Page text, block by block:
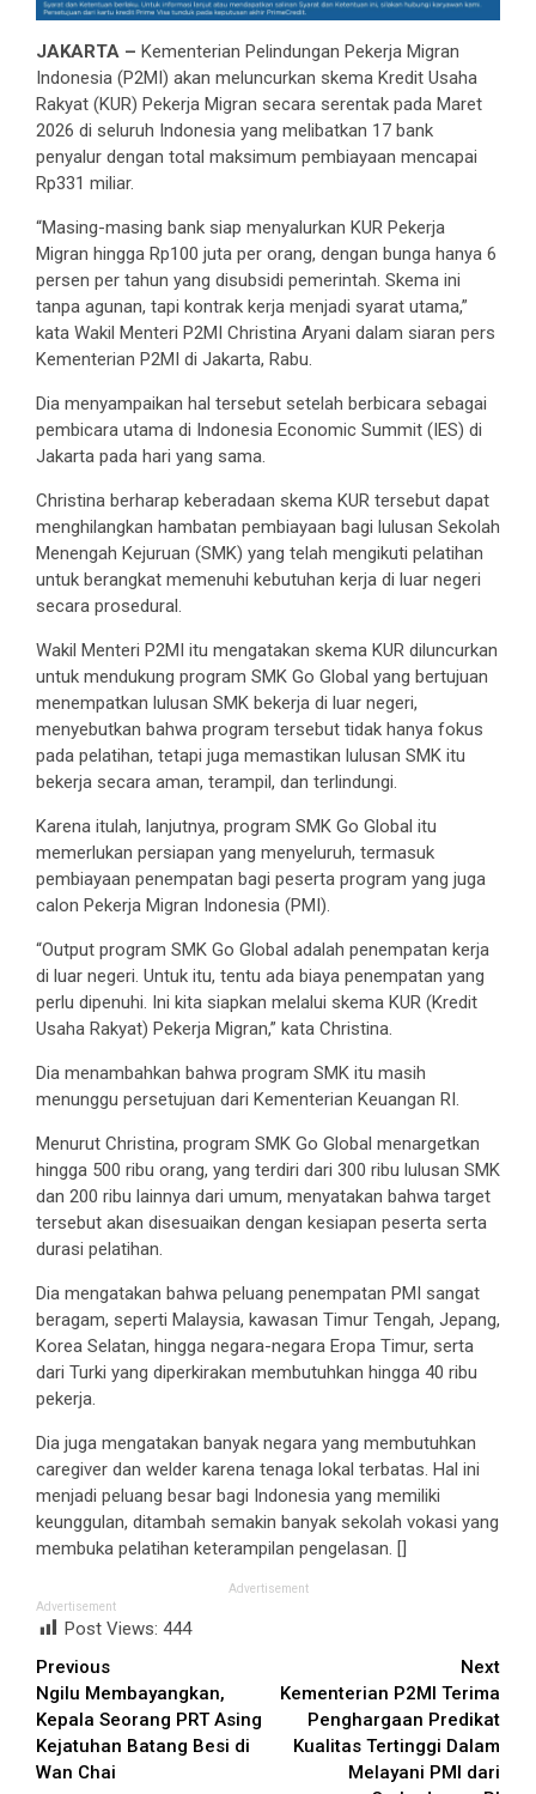
JAKARTA – Kementerian Pelindungan Pekerja Migran
Indonesia (P2MI) akan meluncurkan skema Kredit Usaha
Rakyat (KUR) Pekerja Migran secara serentak pada Maret
2026 di seluruh Indonesia yang melibatkan 17 bank
penyalur dengan total maksimum pembiayaan mencapai
Rp331 miliar.
“Masing-masing bank siap menyalurkan KUR Pekerja
Migran hingga Rp100 juta per orang, dengan bunga hanya 6
persen per tahun yang disubsidi pemerintah. Skema ini
tanpa agunan, tapi kontrak kerja menjadi syarat utama,”
kata Wakil Menteri P2MI Christina Aryani dalam siaran pers
Kementerian P2MI di Jakarta, Rabu.
Dia menyampaikan hal tersebut setelah berbicara sebagai
pembicara utama di Indonesia Economic Summit (IES) di
Jakarta pada hari yang sama.
Christina berharap keberadaan skema KUR tersebut dapat
menghilangkan hambatan pembiayaan bagi lulusan Sekolah
Menengah Kejuruan (SMK) yang telah mengikuti pelatihan
untuk berangkat memenuhi kebutuhan kerja di luar negeri
secara prosedural.
Wakil Menteri P2MI itu mengatakan skema KUR diluncurkan
untuk mendukung program SMK Go Global yang bertujuan
menempatkan lulusan SMK bekerja di luar negeri,
menyebutkan bahwa program tersebut tidak hanya fokus
pada pelatihan, tetapi juga memastikan lulusan SMK itu
bekerja secara aman, terampil, dan terlindungi.
Karena itulah, lanjutnya, program SMK Go Global itu
memerlukan persiapan yang menyeluruh, termasuk
pembiayaan penempatan bagi peserta program yang juga
calon Pekerja Migran Indonesia (PMI).
“Output program SMK Go Global adalah penempatan kerja
di luar negeri. Untuk itu, tentu ada biaya penempatan yang
perlu dipenuhi. Ini kita siapkan melalui skema KUR (Kredit
Usaha Rakyat) Pekerja Migran,” kata Christina.
Dia menambahkan bahwa program SMK itu masih
menunggu persetujuan dari Kementerian Keuangan RI.
Menurut Christina, program SMK Go Global menargetkan
hingga 500 ribu orang, yang terdiri dari 300 ribu lulusan SMK
dan 200 ribu lainnya dari umum, menyatakan bahwa target
tersebut akan disesuaikan dengan kesiapan peserta serta
durasi pelatihan.
Dia mengatakan bahwa peluang penempatan PMI sangat
beragam, seperti Malaysia, kawasan Timur Tengah, Jepang,
Korea Selatan, hingga negara-negara Eropa Timur, serta
dari Turki yang diperkirakan membutuhkan hingga 40 ribu
pekerja.
Dia juga mengatakan banyak negara yang membutuhkan
caregiver dan welder karena tenaga lokal terbatas. Hal ini
menjadi peluang besar bagi Indonesia yang memiliki
keunggulan, ditambah semakin banyak sekolah vokasi yang
membuka pelatihan keterampilan pengelasan. []
Advertisement
Advertisement
Post Views: 444
Continue
Reading
Previous
Ngilu Membayangkan,
Kepala Seorang PRT Asing
Kejatuhan Batang Besi di
Wan Chai
Next
Kementerian P2MI Terima
Penghargaan Predikat
Kualitas Tertinggi Dalam
Melayani PMI dari